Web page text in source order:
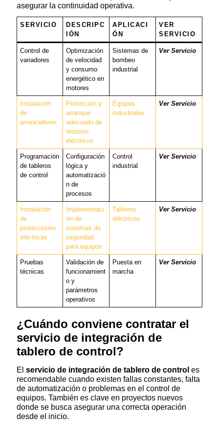
asegurar la continuidad operativa.
SERVICIO
DESCRIPC
IÓN
APLICACI
ÓN
VER
SERVICIO
Control de
variadores
Optimización
de velocidad
y consumo
energético en
motores
Sistemas de
bombeo
industrial
Ver Servicio
Instalación
de
arrancadores
Protección y
arranque
adecuado de
motores
eléctricos
Equipos
industriales
Ver Servicio
Programación
de tableros
de control
Configuración
lógica y
automatizació
n de
procesos
Control
industrial
Ver Servicio
Instalación
de
protecciones
eléctricas
Implementaci
ón de
sistemas de
seguridad
para equipos
Tableros
eléctricos
Ver Servicio
Pruebas
técnicas
Validación de
funcionamient
o y
parámetros
operativos
Puesta en
marcha
Ver Servicio
¿Cuándo conviene contratar el
servicio de integración de
tablero de control?
El servicio de integración de tablero de control es
recomendable cuando existen fallas constantes, falta
de automatización o problemas en el control de
equipos. También es clave en proyectos nuevos
donde se busca asegurar una correcta operación
desde el inicio.